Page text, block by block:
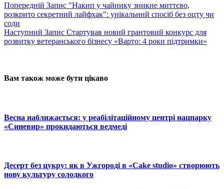
Попередній Запис "Накип у чайнику зникне миттєво,
розкрито секретний лайфхак": унікальний спосіб без оцту чи
соди
Наступний Запис Стартував новий грантовий конкурс для
розвитку ветеранського бізнесу «Варто: 4 роки підтримки»
Вам також може бути цікаво
Весна наближається: у реабілітаційному центрі нацпарку
«Синевир» прокидаються ведмеді
Десерт без цукру: як в Ужгороді в «Cake studio» створюють
нову культуру солодкого